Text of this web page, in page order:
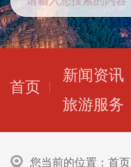
首页
新闻资讯
旅游服务
您当前的位置： 首页